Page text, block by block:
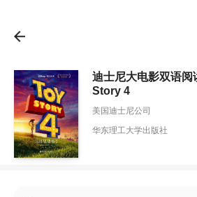
迪士尼大电影双语
Story 4
美国迪士尼公司
华东理工大学出版社